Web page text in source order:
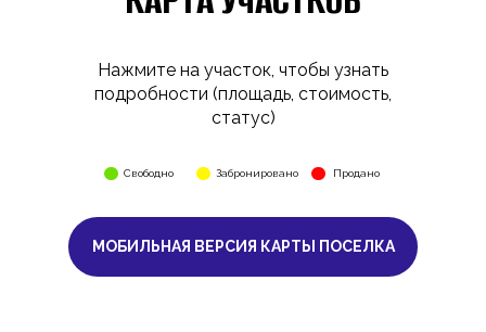
Нажмите на участок, чтобы узнать
подробности (площадь, стоимость,
статус)
Свободно Забронировано Продано
МОБИЛЬНАЯ ВЕРСИЯ КАРТЫ ПОСЕЛКА